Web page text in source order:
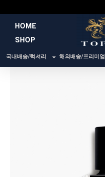
건
너
HOME
SHOP
국내배송/럭셔리 해외배송/프리미엄